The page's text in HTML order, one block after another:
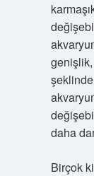
daha
Birçok